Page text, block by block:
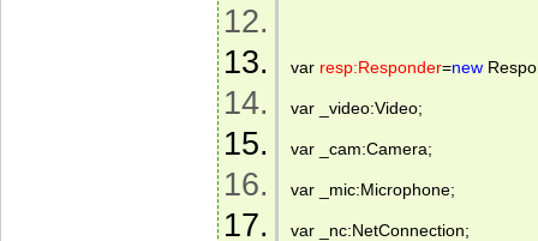
var resp:Responder=new
var _video:Video;
var _cam:Camera;
var _mic:Microphone;
var _nc:NetConnection;